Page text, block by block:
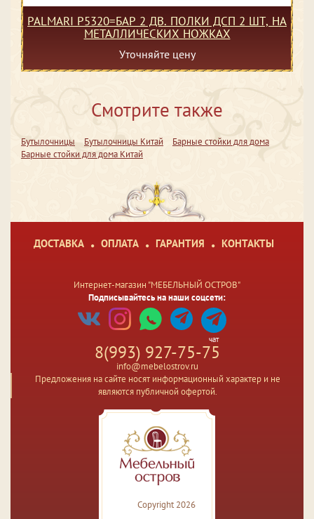
PALMARI P5320=БАР 2 ДВ. ПОЛКИ ДСП 2 ШТ, НА
МЕТАЛЛИЧЕСКИХ НОЖКАХ
Уточняйте цену
Смотрите также
Бутылочницы Бутылочницы Китай
Барные стойки для дома
Барные стойки для дома Китай
ДОСТАВКА ОПЛАТА ГАРАНТИЯ КОНТАКТЫ
Интернет-магазин "МЕБЕЛЬНЫЙ ОСТРОВ"
Подписывайтесь на наши соцсети:
чат
8(993) 927-75-75
info@mebelostrov.ru
Предложения на сайте носят информационный характер и не
являются публичной офертой.
Copyright 2026